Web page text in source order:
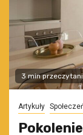
3 min
Artykuły